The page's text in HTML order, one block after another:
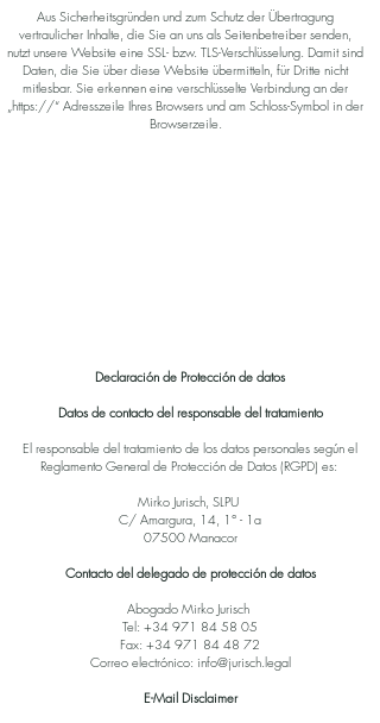
Declaración de Protección de datos
Datos de contacto del responsable del tratamiento
El responsable del tratamiento de los datos personales según el
Reglamento General de Protección de Datos (RGPD) es:
Mirko Jurisch, SLPU
C/ Amargura, 14, 1° - 1a
07500 Manacor
Contacto del delegado de protección de datos
Abogado Mirko Jurisch
Tel: +34 971 84 58 05
Fax: +34 971 84 48 72
Correo electrónico: info@jurisch.legal
E-Mail Disclaimer
Aus Sicherheitsgründen und zum Schutz der Übertragung
vertraulicher Inhalte, die Sie an uns als Seitenbetreiber senden,
nutzt unsere Website eine SSL- bzw. TLS-Verschlüsselung. Damit sind
Daten, die Sie über diese Website übermitteln, für Dritte nicht
mitlesbar. Sie erkennen eine verschlüsselte Verbindung an der
„https://“ Adresszeile Ihres Browsers und am Schloss-Symbol in der
Browserzeile.